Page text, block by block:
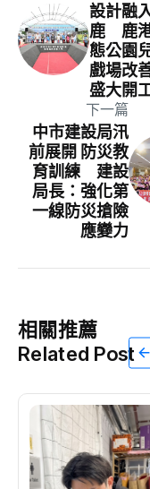
設計融
鹿 鹿
態公園
戲場改
盛大開
下一篇
中市建設局汛
前展開 防災教
育訓練 建設
局長：強化第
一線防災搶險
應變力
相關推薦
Related Post